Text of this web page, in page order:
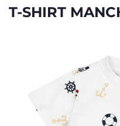
T-SHIRT